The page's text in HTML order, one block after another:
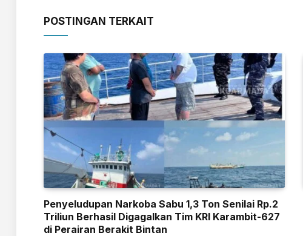
POSTINGAN TERKAIT
Penyeludupan Narkoba Sabu 1,3 Ton Senilai Rp.2
Triliun Berhasil Digagalkan Tim KRI Karambit-627
di Perairan Berakit Bintan